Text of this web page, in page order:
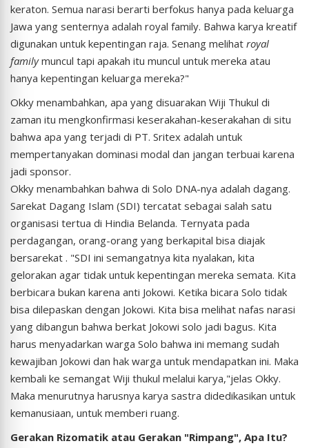
keraton. Semua narasi berarti berfokus hanya pada keluarga
Jawa yang senternya adalah royal family. Bahwa karya kreatif
digunakan untuk kepentingan raja. Senang melihat royal
familymuncul tapi apakah itu muncul untuk mereka atau
hanya kepentingan keluarga mereka?"
Okky menambahkan, apa yang disuarakan Wiji Thukul di
zaman itu mengkonfirmasi keserakahan-keserakahan di situ
bahwa apa yang terjadi di PT. Sritex adalah untuk
mempertanyakan dominasi modal dan jangan terbuai karena
jadi sponsor.
Okky menambahkan bahwa di Solo DNA-nya adalah dagang.
Sarekat Dagang Islam (SDI) tercatat sebagai salah satu
organisasi tertua di Hindia Belanda. Ternyata pada
perdagangan, orang-orang yang berkapital bisa diajak
bersarekat . "SDI ini semangatnya kita nyalakan, kita
gelorakan agar tidak untuk kepentingan mereka semata. Kita
berbicara bukan karena anti Jokowi. Ketika bicara Solo tidak
bisa dilepaskan dengan Jokowi. Kita bisa melihat nafas narasi
yang dibangun bahwa berkat Jokowi solo jadi bagus. Kita
harus menyadarkan warga Solo bahwa ini memang sudah
kewajiban Jokowi dan hak warga untuk mendapatkan ini. Maka
kembali ke semangat Wiji thukul melalui karya,"jelas Okky.
Maka menurutnya harusnya karya sastra didedikasikan untuk
kemanusiaan, untuk memberi ruang.
Gerakan Rizomatik atau Gerakan "Rimpang", Apa Itu?